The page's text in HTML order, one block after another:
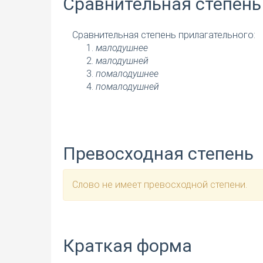
Сравнительная степень прилагательного:
малодушнее
малодушней
помалодушнее
помалодушней
Превосходная степень
Слово не имеет превосходной степени.
Краткая форма